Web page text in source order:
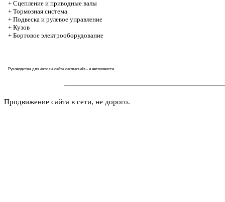
+ Cцепление и приводные валы
+ Тормозная система
+ Подвеска и рулевое управление
+ Кузов
+ Бортовое электрооборудование
Руководства для авто на сайте carmanuals - и автоновости.
Продвижение сайта в сети, не дорого.